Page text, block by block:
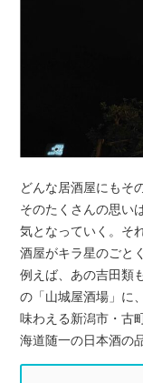
どんな居酒屋にもそ
そのたくさんの思い
気となっていく。そ
酒屋がキラ星のごと
例えば、あの吉田類
の「山城屋酒場」に
味わえる新潟市・古
海道随一の日本酒の